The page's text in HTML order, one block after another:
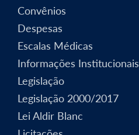
Convênios
Despesas
Escalas Médicas
Informações Institucionais
Legislação
Legislação 2000/2017
Lei Aldir Blanc